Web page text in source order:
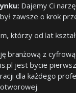
Dajemy Ci
zawsze o krok
którzy od lat
branżową z cyfrową
jest bycie
dla każdego